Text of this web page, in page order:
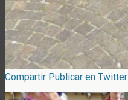
Compartir Publicar en Twitter